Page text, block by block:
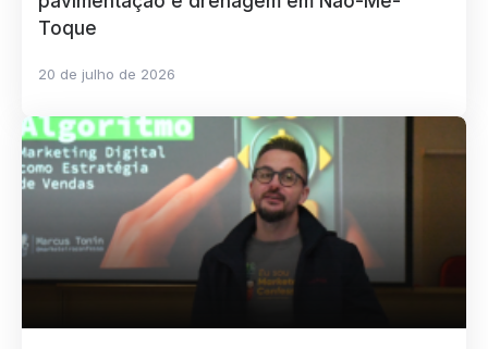
Toque
20 de julho de 2026